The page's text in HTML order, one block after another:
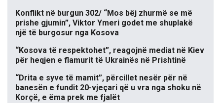
Konflikt në burgun 302/ “Mos bëj zhurmë se më
prishe gjumin”, Viktor Ymeri godet me shuplakë
një të burgosur nga Kosova
“Kosova të respektohet”, reagojnë mediat në Kiev
për heqjen e flamurit të Ukrainës në Prishtinë
“Drita e syve të mamit”, përcillet nesër për në
banesën e fundit 20-vjeçari që u vra nga shoku në
Korçë, e ëma prek me fjalët